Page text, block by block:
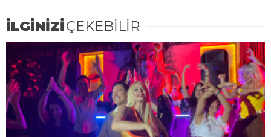
İLGİNİZİÇEKEBİLİR